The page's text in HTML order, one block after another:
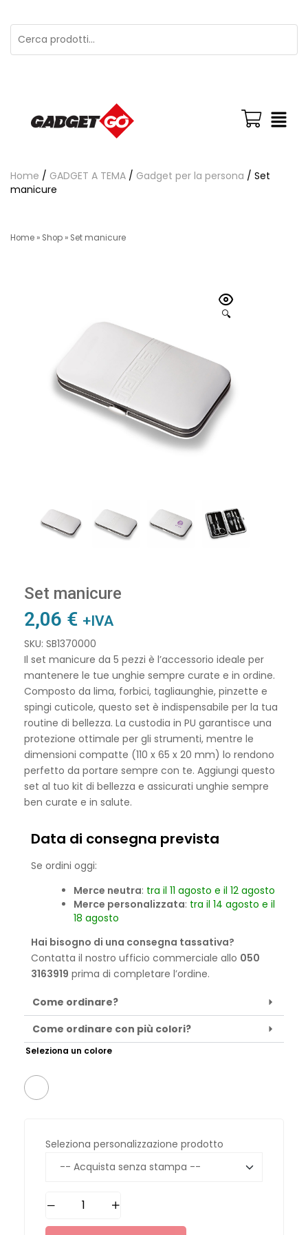
Home / GADGET A TEMA / Gadget per la persona / Set
manicure
Home » Shop » Set manicure
🔍
Set manicure
2,06 € +IVA
SKU: SB1370000
Il set manicure da 5 pezzi è l’accessorio ideale per
mantenere le tue unghie sempre curate e in ordine.
Composto da lima, forbici, tagliaunghie, pinzette e
spingi cuticole, questo set è indispensabile per la tua
routine di bellezza. La custodia in PU garantisce una
protezione ottimale per gli strumenti, mentre le
dimensioni compatte (110 x 65 x 20 mm) lo rendono
perfetto da portare sempre con te. Aggiungi questo
set al tuo kit di bellezza e assicurati unghie sempre
ben curate e in salute.
Data di consegna prevista
Se ordini oggi:
Merce neutra: tra il 11 agosto e il 12 agosto
Merce personalizzata: tra il 14 agosto e il
18 agosto
Hai bisogno di una consegna tassativa?
Contatta il nostro ufficio commerciale allo 050
3163919 prima di completare l’ordine.
Come ordinare?
Come ordinare con più colori?
Seleziona un colore
Seleziona personalizzazione prodotto